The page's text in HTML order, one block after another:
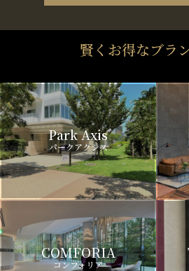
賢くお得なブラ
Park Axis
パークアクシス
COMFORIA
コンフォリア